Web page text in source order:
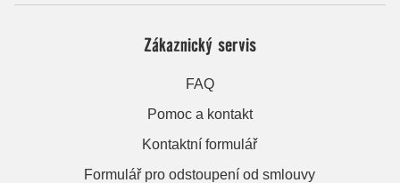
Zákaznický servis
FAQ
Pomoc a kontakt
Kontaktní formulář
Formulář pro odstoupení od smlouvy